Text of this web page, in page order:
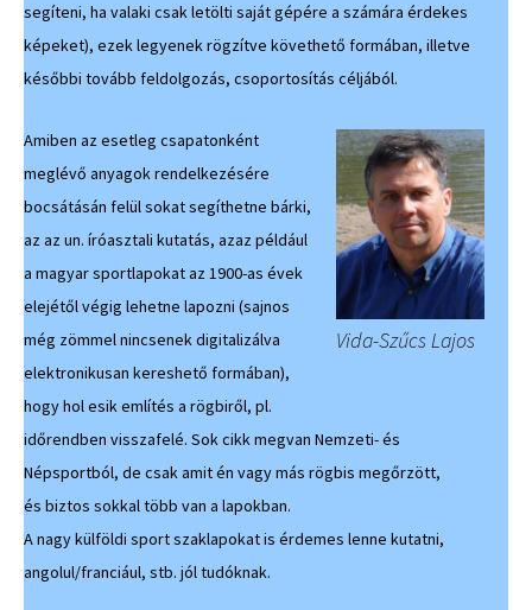
segíteni, ha valaki csak letölti saját gépére a számára érdekes
képeket), ezek legyenek rögzítve követhető formában, illetve
későbbi tovább feldolgozás, csoportosítás céljából.
Vida-Szűcs Lajos
Amiben az esetleg csapatonként
meglévő anyagok rendelkezésére
bocsátásán felül sokat segíthetne bárki,
az az un. íróasztali kutatás, azaz például
a magyar sportlapokat az 1900-as évek
elejétől végig lehetne lapozni (sajnos
még zömmel nincsenek digitalizálva
elektronikusan kereshető formában),
hogy hol esik említés a rögbiről, pl.
időrendben visszafelé. Sok cikk megvan Nemzeti- és
Népsportból, de csak amit én vagy más rögbis megőrzött,
és biztos sokkal több van a lapokban.
A nagy külföldi sport szaklapokat is érdemes lenne kutatni,
angolul/franciául, stb. jól tudóknak.